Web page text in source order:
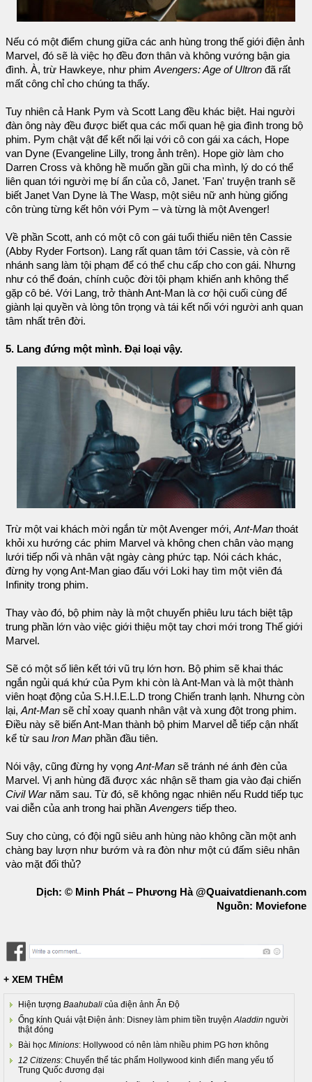
Nếu có một điểm chung giữa các anh hùng trong thế giới điện ảnh
Marvel, đó sẽ là việc họ đều đơn thân và không vướng bận gia
đình. À, trừ Hawkeye, như phimAvengers: Age of Ultron đã rất
mất công chỉ cho chúng ta thấy.
Tuy nhiên cả Hank Pym và Scott Lang đều khác biệt. Hai người
đàn ông này đều được biết qua các mối quan hệ gia đình trong bộ
phim. Pym chật vật để kết nối lại với cô con gái xa cách, Hope
van Dyne (Evangeline Lilly, trong ảnh trên). Hope giờ làm cho
Darren Cross và không hề muốn gần gũi cha mình, lý do có thể
liên quan tới người mẹ bí ẩn của cô, Janet. 'Fan' truyện tranh sẽ
biết Janet Van Dyne là The Wasp, một siêu nữ anh hùng giống
côn trùng từng kết hôn với Pym – và từng là một Avenger!
Về phần Scott, anh có một cô con gái tuổi thiếu niên tên Cassie
(Abby Ryder Fortson). Lang rất quan tâm tới Cassie, và còn rẽ
nhánh sang làm tội phạm để có thể chu cấp cho con gái. Nhưng
như có thể đoán, chính cuộc đời tội phạm khiến anh không thể
gặp cô bé. Với Lang, trở thành Ant-Man là cơ hội cuối cùng để
giành lại quyền và lòng tôn trọng và tái kết nối với người anh quan
tâm nhất trên đời.
5. Lang đứng một mình. Đại loại vậy.
Trừ một vai khách mời ngắn từ một Avenger mới, Ant-Man thoát
khỏi xu hướng các phim Marvel và không chen chân vào mạng
lưới tiếp nối và nhân vật ngày càng phức tạp. Nói cách khác,
đừng hy vọng Ant-Man giao đấu với Loki hay tìm một viên đá
Infinity trong phim.
Thay vào đó, bộ phim này là một chuyến phiêu lưu tách biệt tập
trung phần lớn vào việc giới thiệu một tay chơi mới trong Thế giới
Marvel.
Sẽ có một số liên kết tới vũ trụ lớn hơn. Bộ phim sẽ khai thác
ngắn ngủi quá khứ của Pym khi còn là Ant-Man và là một thành
viên hoạt động của S.H.I.E.L.D trong Chiến tranh lạnh. Nhưng còn
lại, Ant-Man sẽ chỉ xoay quanh nhân vật và xung đột trong phim.
Điều này sẽ biến Ant-Man thành bộ phim Marvel dễ tiếp cận nhất
kể từ sau Iron Man phần đầu tiên.
Nói vậy, cũng đừng hy vọng Ant-Man sẽ tránh né ánh đèn của
Marvel. Vị anh hùng đã được xác nhận sẽ tham gia vào đại chiến
Civil Warnăm sau. Từ đó, sẽ không ngạc nhiên nếu Rudd tiếp tục
vai diễn của anh trong hai phần Avengers tiếp theo.
Suy cho cùng, có đội ngũ siêu anh hùng nào không cần một anh
chàng bay lượn như bướm và ra đòn như một cú đấm siêu nhân
vào mặt đối thủ?
Dịch: © Minh Phát – Phương Hà @Quaivatdienanh.com
Nguồn: Moviefone
+ XEM THÊM
Hiện tượng Baahubali của điện ảnh Ấn Độ
Ống kính Quái vật Điện ảnh: Disney làm phim tiền truyệnAladdin người
thật đóng
Bài học Minions: Hollywood có nên làm nhiều phim PG hơn không
12 Citizens: Chuyển thể tác phẩm Hollywood kinh điển mang yếu tố
Trung Quốc đương đại